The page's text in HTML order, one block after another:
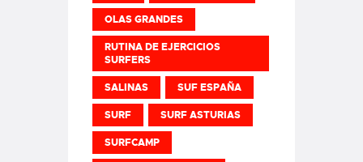
OLAS GRANDES
RUTINA DE EJERCICIOS
SURFERS
SALINAS SUF ESPAÑA
SURF SURF ASTURIAS
SURFCAMP